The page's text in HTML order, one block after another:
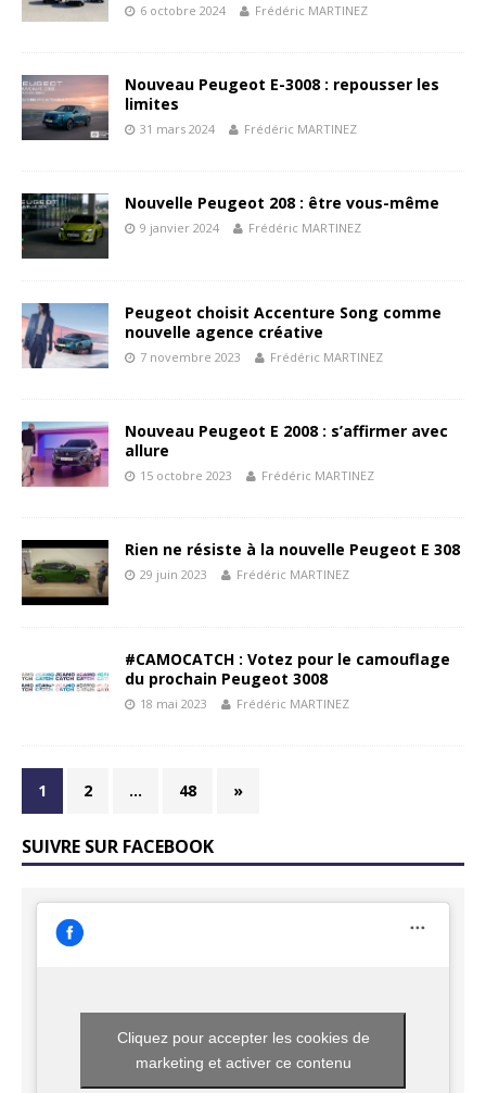
6 octobre 2024 Frédéric MARTINEZ
Nouveau Peugeot E-3008 : repousser les
limites
31 mars 2024 Frédéric MARTINEZ
Nouvelle Peugeot 208 : être vous-même
9 janvier 2024 Frédéric MARTINEZ
Peugeot choisit Accenture Song comme
nouvelle agence créative
7 novembre 2023 Frédéric MARTINEZ
Nouveau Peugeot E 2008 : s’affirmer avec
allure
15 octobre 2023 Frédéric MARTINEZ
Rien ne résiste à la nouvelle Peugeot E 308
29 juin 2023 Frédéric MARTINEZ
#CAMOCATCH : Votez pour le camouflage
du prochain Peugeot 3008
18 mai 2023 Frédéric MARTINEZ
1 2 … 48 »
SUIVRE SUR FACEBOOK
Cliquez pour accepter les cookies de
marketing et activer ce contenu